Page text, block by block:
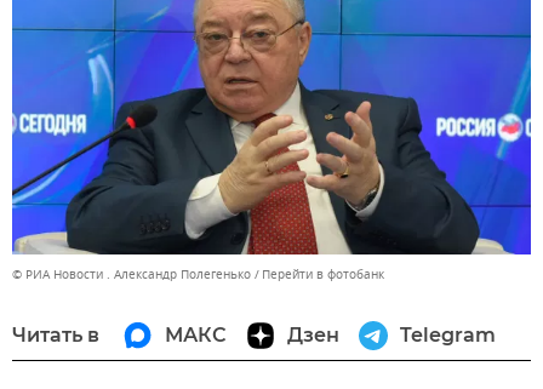
© РИА Новости . Александр Полегенько Перейти в фотобанк
Читать в МАКС Дзен Telegram